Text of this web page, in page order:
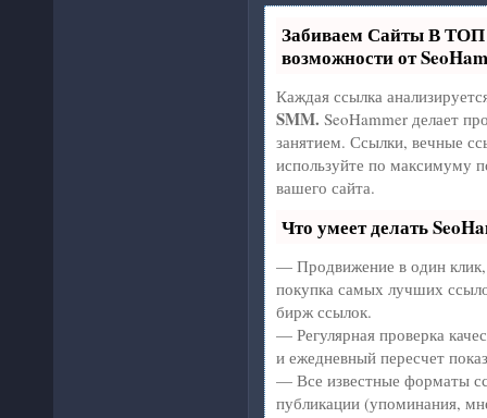
Забиваем Сайты В
возможности от
Каждая ссылка
SMM. SeoHammer делает
занятием. Ссылки, вечные
используйте по максимуму
вашего сайта.
Что умеет делать
— Продвижение в один клик,
покупка самых лучших
бирж ссылок.
— Регулярная проверка
и ежедневный пересчет
— Все известные форматы
публикации (упоминания,